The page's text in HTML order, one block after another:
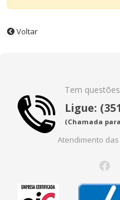
Voltar
Tem
Ligue:
(Chamada
Atendimento das